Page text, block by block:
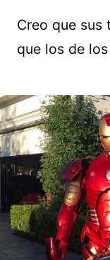
Creo que sus
que los de